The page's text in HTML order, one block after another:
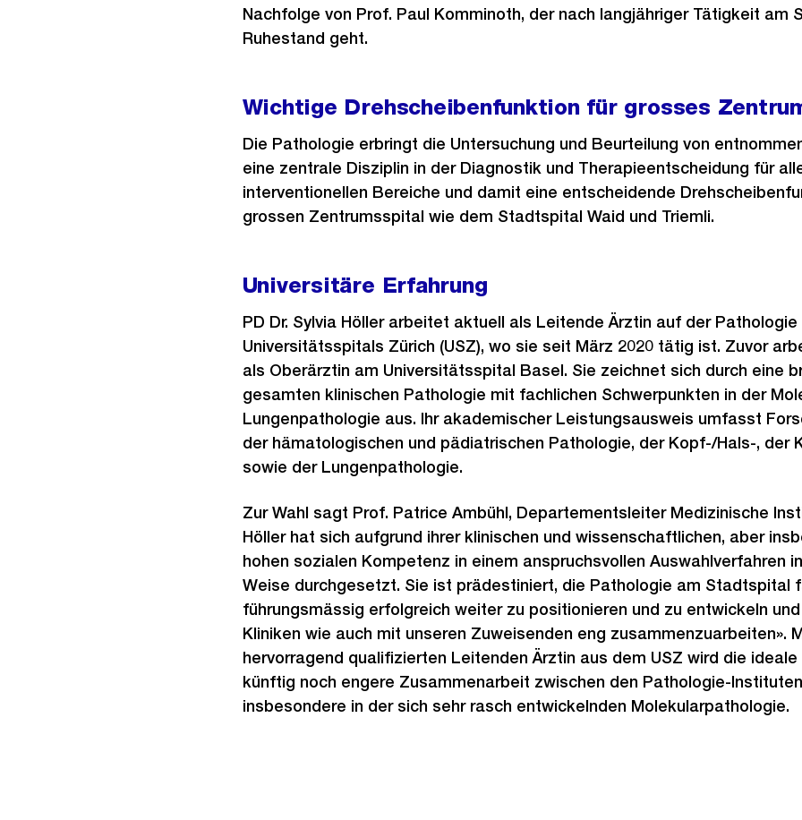
Nachfolge von Prof. Paul Komminoth, der nach langjähriger Tätigkeit am
Ruhestand geht.
Wichtige Drehscheibenfunktion für grosses
Die Pathologie erbringt die Untersuchung und Beurteilung von
eine zentrale Disziplin in der Diagnostik und Therapieentscheidung für
interventionellen Bereiche und damit eine entscheidende
grossen Zentrumsspital wie dem Stadtspital Waid und Triemli.
Universitäre Erfahrung
PD Dr. Sylvia Höller arbeitet aktuell als Leitende Ärztin auf der Pathologie
Universitätsspitals Zürich (USZ), wo sie seit März 2020 tätig ist. Zuvor
als Oberärztin am Universitätsspital Basel. Sie zeichnet sich durch eine
gesamten klinischen Pathologie mit fachlichen Schwerpunkten in der
Lungenpathologie aus. Ihr akademischer Leistungsausweis umfasst
der hämatologischen und pädiatrischen Pathologie, der Kopf-/Hals-, der
sowie der Lungenpathologie.
Zur Wahl sagt Prof. Patrice Ambühl, Departementsleiter Medizinische
Höller hat sich aufgrund ihrer klinischen und wissenschaftlichen, aber
hohen sozialen Kompetenz in einem anspruchsvollen Auswahlverfahren
Weise durchgesetzt. Sie ist prädestiniert, die Pathologie am Stadtspital
führungsmässig erfolgreich weiter zu positionieren und zu entwickeln
Kliniken wie auch mit unseren Zuweisenden eng zusammenzuarbeiten».
hervorragend qualifizierten Leitenden Ärztin aus dem USZ wird die
künftig noch engere Zusammenarbeit zwischen den Pathologie-
insbesondere in der sich sehr rasch entwickelnden Molekularpathologie.